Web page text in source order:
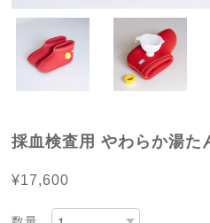
採血検査用 やわらか湯た
¥17,600